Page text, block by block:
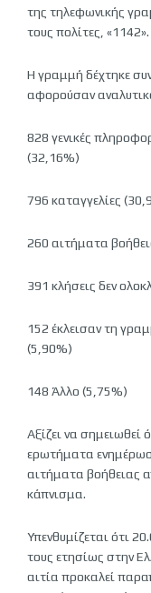
της τηλεφωνικής
τους πολίτες, «1142».
Η γραμμή δέχτηκε
αφορούσαν
828 γενικές
(32,16%)
796 καταγγελίες
260 αιτήματα
391 κλήσεις δεν
152 έκλεισαν τη
(5,90%)
148 Άλλο (5,75%)
Αξίζει να σημειωθεί
ερωτήματα
αιτήματα βοήθειας
κάπνισμα.
Υπενθυμίζεται ότι
τους ετησίως στην
αιτία προκαλεί